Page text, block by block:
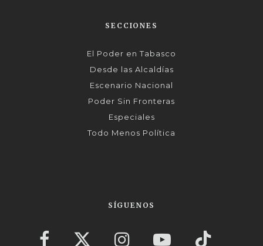
SECCIONES
El Poder en Tabasco
Desde las Alcaldías
Escenario Nacional
Poder Sin Fronteras
Especiales
Todo Menos Política
SÍGUENOS